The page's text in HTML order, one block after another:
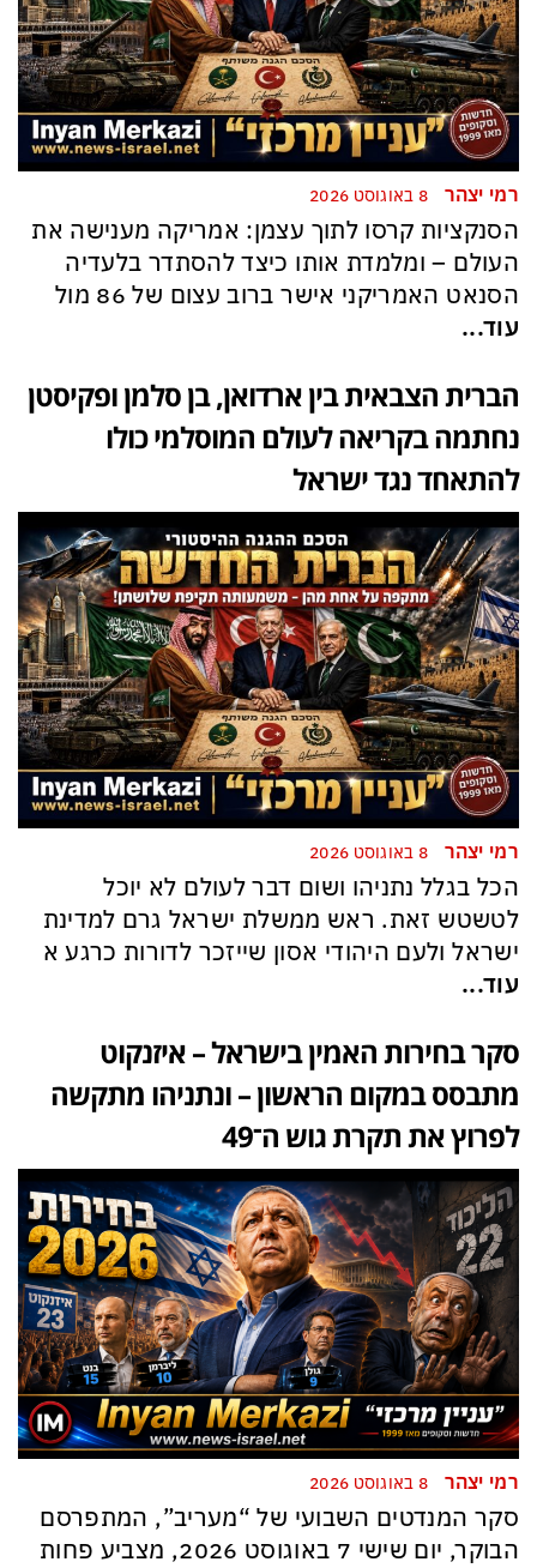
רמי יצהר
הסנקציות קרסו לתוך עצמן: אמריקה מענישה את
העולם – ומלמדת אותו כיצד להסתדר בלעדיה
הסנאט האמריקני אישר ברוב עצום של 86 מול
עוד...
הברית הצבאית בין ארדואן, בן סלמן ופקיסטן
נחתמה בקריאה לעולם המוסלמי כולו
להתאחד נגד ישראל
רמי יצהר
הכל בגלל נתניהו ושום דבר לעולם לא יוכל
לטשטש זאת. ראש ממשלת ישראל גרם למדינת
ישראל ולעם היהודי אסון שייזכר לדורות כרגע א
עוד...
סקר בחירות האמין בישראל – איזנקוט
מתבסס במקום הראשון – ונתניהו מתקשה
לפרוץ את תקרת גוש ה־49
רמי יצהר
סקר המנדטים השבועי של “מעריב”, המתפרסם
הבוקר, יום שישי 7 באוגוסט 2026, מצביע פחות